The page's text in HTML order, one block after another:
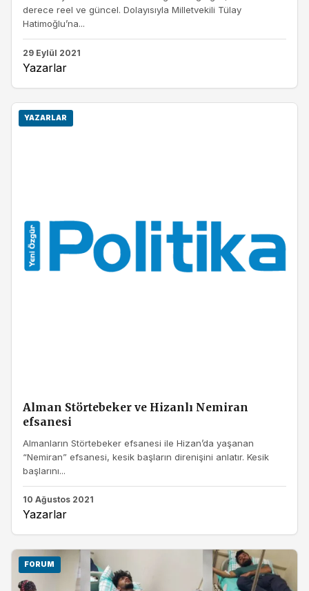
derece reel ve güncel. Dolayısıyla Milletvekili Tülay
Hatimoğlu’na...
29 Eylül 2021
Yazarlar
YAZARLAR
Alman Störtebeker ve Hizanlı Nemiran
efsanesi
Almanların Störtebeker efsanesi ile Hizan’da yaşanan
“Nemiran” efsanesi, kesik başların direnişini anlatır. Kesik
başlarını...
10 Ağustos 2021
Yazarlar
FORUM